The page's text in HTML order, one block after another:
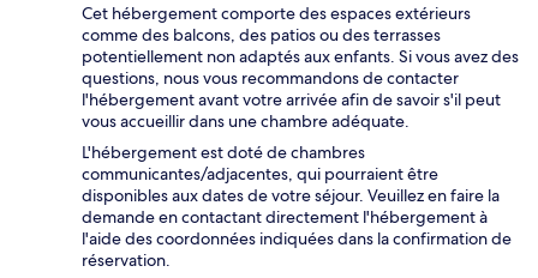
Cet hébergement comporte des espaces extérieurs
comme des balcons, des patios ou des terrasses
potentiellement non adaptés aux enfants. Si vous avez des
questions, nous vous recommandons de contacter
l'hébergement avant votre arrivée afin de savoir s'il peut
vous accueillir dans une chambre adéquate.
L'hébergement est doté de chambres
communicantes/adjacentes, qui pourraient être
disponibles aux dates de votre séjour. Veuillez en faire la
demande en contactant directement l'hébergement à
l'aide des coordonnées indiquées dans la confirmation de
réservation.